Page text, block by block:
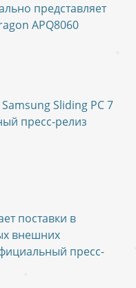
представляет
APQ8060
Sliding PC 7
пресс-релиз
поставки в
внешних
пресс-